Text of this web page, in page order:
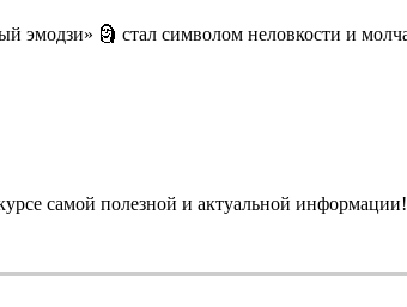
самой полезной и актуальной информации!